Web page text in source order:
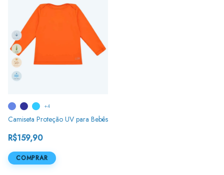
Camiseta Proteção UV para Bebês
R$159,90
+4
COMPRAR